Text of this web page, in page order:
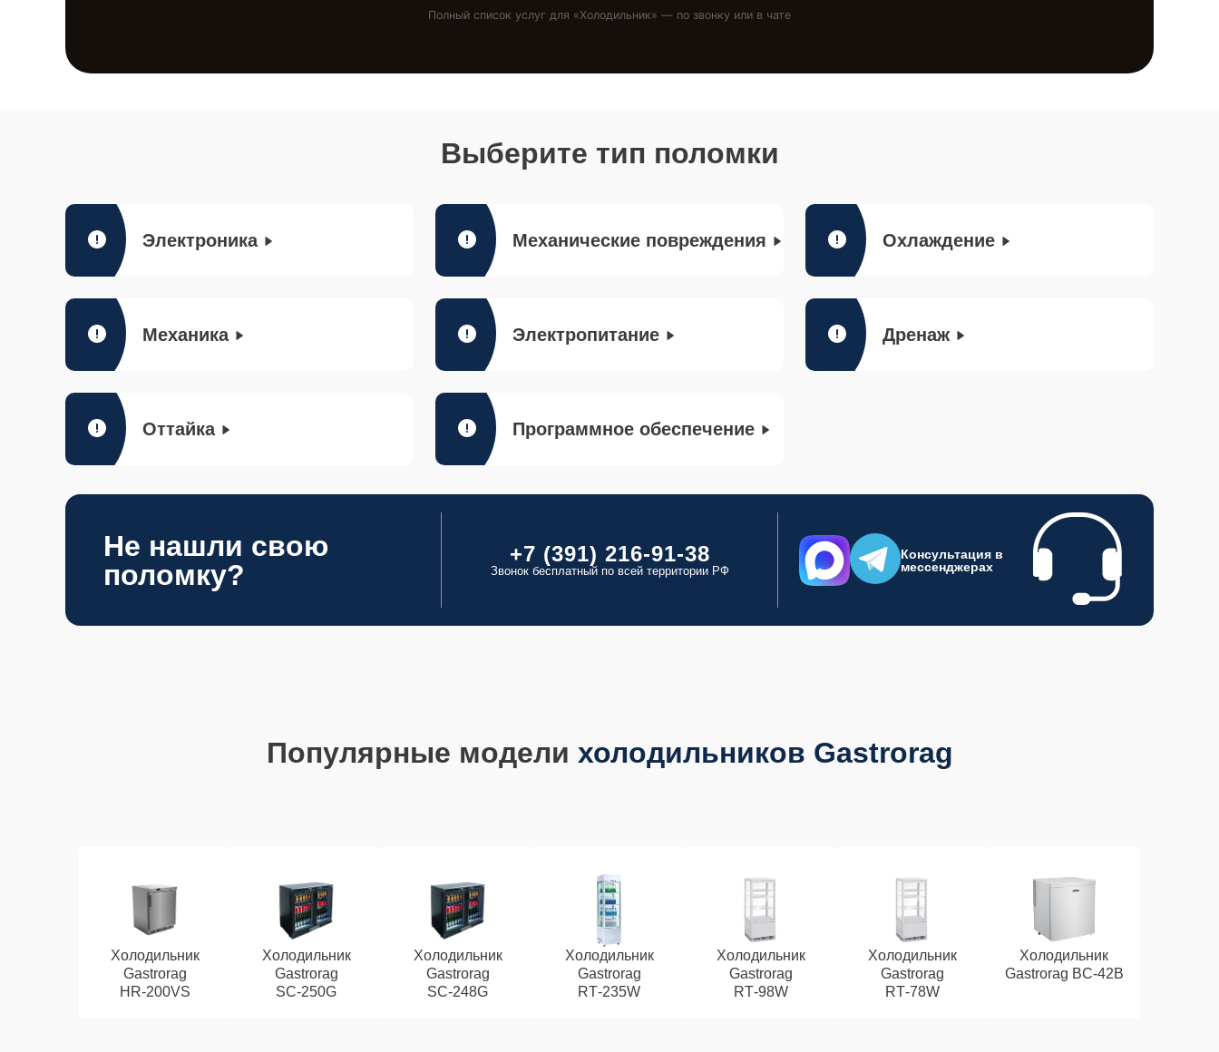
Полный список услуг для «Холодильник» — по звонку или в чате
Выберите тип поломки
Электроника Механические повреждения Охлаждение
Механика Электропитание Дренаж
Оттайка Программное обеспечение
Не нашли свою
поломку?
+7 (391) 216-91-38
Звонок бесплатный по всей территории РФ
Консультация в
мессенджерах
Популярные модели холодильников Gastrorag
Холодильник
Gastrorag
HR‑200VS
Холодильник
Gastrorag
SC‑250G
Холодильник
Gastrorag
SC‑248G
Холодильник
Gastrorag
RT‑235W
Холодильник
Gastrorag
RT‑98W
Холодильник
Gastrorag
RT‑78W
Холодильник
Gastrorag BC‑42B